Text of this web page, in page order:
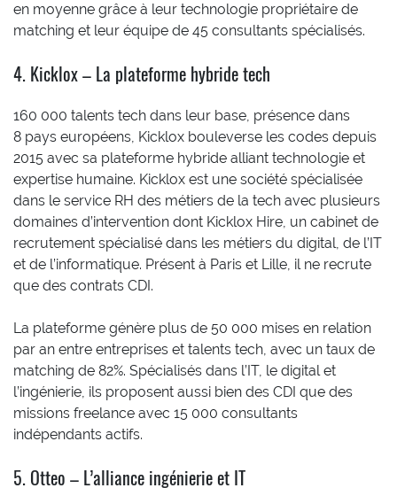
en moyenne grâce à leur technologie propriétaire de
matching et leur équipe de 45 consultants spécialisés.
4. Kicklox – La plateforme hybride tech
160 000 talents tech dans leur base, présence dans
8 pays européens, Kicklox bouleverse les codes depuis
2015 avec sa plateforme hybride alliant technologie et
expertise humaine. Kicklox est une société spécialisée
dans le service RH des métiers de la tech avec plusieurs
domaines d’intervention dont Kicklox Hire, un cabinet de
recrutement spécialisé dans les métiers du digital, de l’IT
et de l’informatique. Présent à Paris et Lille, il ne recrute
que des contrats CDI.
La plateforme génère plus de 50 000 mises en relation
par an entre entreprises et talents tech, avec un taux de
matching de 82%. Spécialisés dans l’IT, le digital et
l’ingénierie, ils proposent aussi bien des CDI que des
missions freelance avec 15 000 consultants
indépendants actifs.
5. Otteo – L’alliance ingénierie et IT